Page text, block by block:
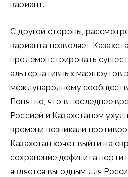
вариант.
С другой стороны,
варианта позволяет
продемонстрировать
альтернативных маршрутов
международному
Понятно, что в последнее
Россией и Казахстаном
времени возникали
Казахстан хочет выйти на
сохранение дефицита нефти
является выгодным для